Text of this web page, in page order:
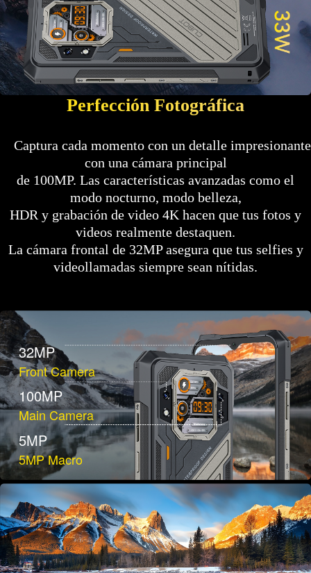
Perfección Fotográfica
Captura cada momento con un detalle impresionante
con una cámara principal
de 100MP. Las características avanzadas como el
modo nocturno, modo belleza,
HDR y grabación de video 4K hacen que tus fotos y
videos realmente destaquen.
La cámara frontal de 32MP asegura que tus selfies y
videollamadas siempre sean nítidas.
32MP
Front Camera
100MP
Main Camera
5MP
5MP Macro